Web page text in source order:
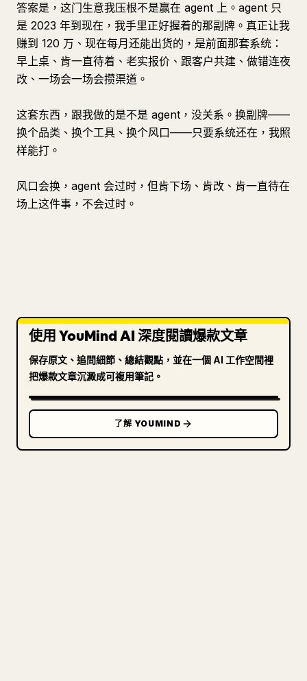
答案是，这门生意我压根不是赢在 agent 上。agent 只
是 2023 年到现在，我手里正好握着的那副牌。真正让我
赚到 120 万、现在每月还能出货的，是前面那套系统：
早上桌、肯一直待着、老实报价、跟客户共建、做错连夜
改、一场会一场会攒渠道。
这套东西，跟我做的是不是 agent，没关系。换副牌——
换个品类、换个工具、换个风口——只要系统还在，我照
样能打。
风口会换，agent 会过时，但肯下场、肯改、肯一直待在
场上这件事，不会过时。
使用 YouMind AI 深度閱讀爆款文章
保存原文、追問細節、總結觀點，並在一個 AI 工作空間裡
把爆款文章沉澱成可複用筆記。
了解 YOUMIND